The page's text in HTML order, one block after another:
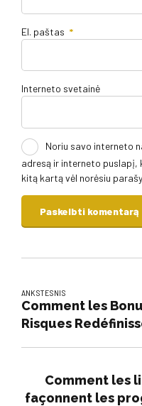
El. paštas *
Interneto svetainė
Noriu savo interneto
adresą ir interneto puslapį,
kitą kartą vėl norėsiu
Paskelbti komentarą
ANKSTESNIS
Comment les
Risques
Comment les
façonnent les